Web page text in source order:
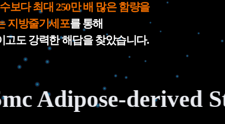
보다 최대 250만 배 많은 함량을
지방줄기세포를 통해
고도 강력한 해답을 찾았습니다.
derived Stem